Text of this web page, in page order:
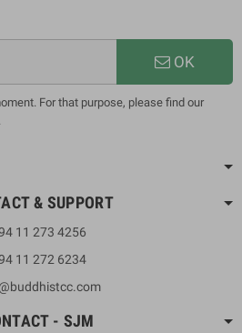
OK
For that purpose, please find our
& SUPPORT
11 273 4256
11 272 6234
- SJM